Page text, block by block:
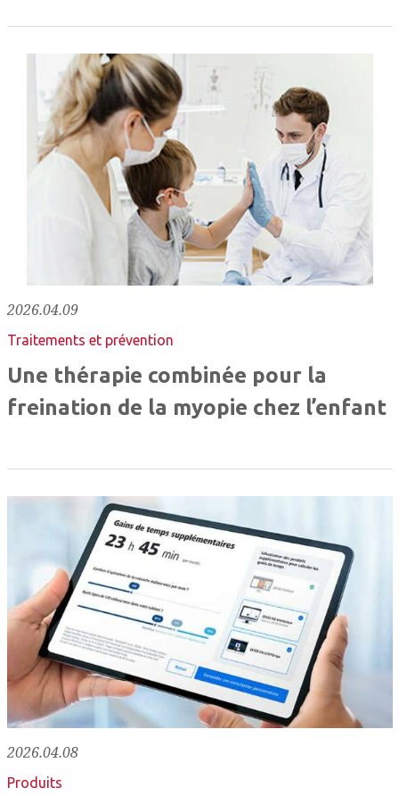
2026.04.09
Traitements et prévention
Une thérapie combinée pour la
freination de la myopie chez l’enfant
2026.04.08
Produits